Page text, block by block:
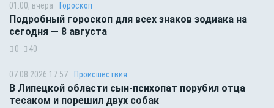
01:00, вчера Гороскоп
Подробный гороскоп для всех знаков зодиака на
сегодня — 8 августа
0 40
07.08.2026 17:57 Происшествия
В Липецкой области сын-психопат порубил отца
тесаком и порешил двух собак